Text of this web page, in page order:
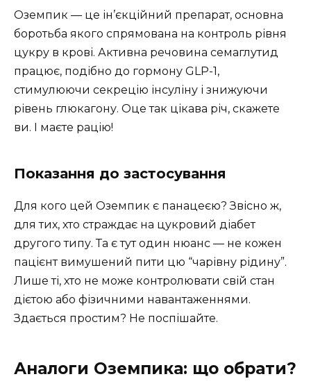
Оземпик — це ін’єкційний препарат, основна
боротьба якого спрямована на контроль рівня
цукру в крові. Активна речовина семаглутид
працює, подібно до гормону GLP-1,
стимулюючи секрецію інсуліну і знижуючи
рівень глюкагону. Оце так цікава річ, скажете
ви. І маєте рацію!
Показання до застосування
Для кого цей Оземпик є панацеєю? Звісно ж,
для тих, хто страждає на цукровий діабет
другого типу. Та є тут один нюанс — не кожен
пацієнт вимушений пити цю “чарівну рідину”.
Лише ті, хто не може контролювати свій стан
дієтою або фізичними навантаженнями.
Здається простим? Не поспішайте.
Аналоги Оземпика: що обрати?